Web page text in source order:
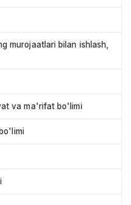
murojaatlari bilan ishlash,
va ma'rifat bo'limi